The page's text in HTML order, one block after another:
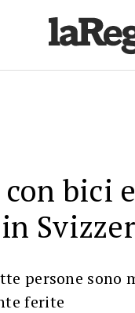
bici
persone sono
ferite